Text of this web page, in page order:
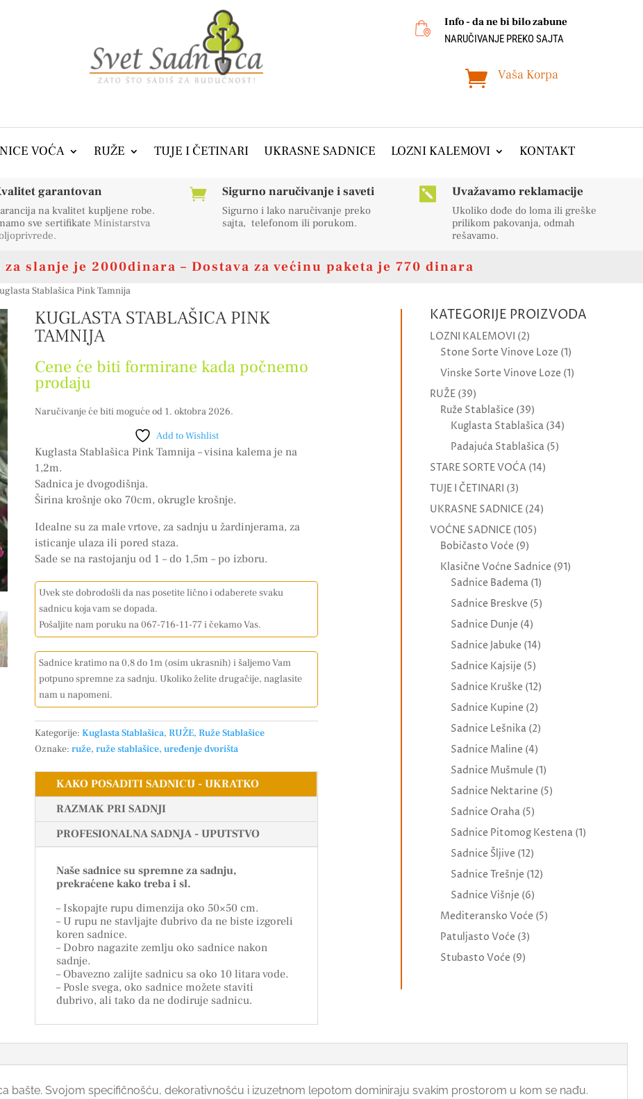
Info - da ne bi bilo zabune
NARUČIVANJE PREKO SAJTA
 Vaša Korpa
VOĆA RUŽE TUJE I ČETINARI UKRASNE SADNICE LOZNI KALEMOVI KONTAKT
garantovan
na kvalitet kupljene robe.
sve sertifikate Ministarstva
.
 Sigurno naručivanje i saveti
Sigurno i lako naručivanje preko
sajta, telefonom ili porukom.
 Uvažavamo reklamacije
Ukoliko dođe do loma ili greške
prilikom pakovanja, odmah
rešavamo.
slanje je 2000dinara – Dostava za većinu paketa je 770 dinara
Stablašica Pink Tamnija
KUGLASTA STABLAŠICA PINK
TAMNIJA
Cene će biti formirane kada počnemo
prodaju
Naručivanje će biti moguće od 1. oktobra 2026.
Add to Wishlist
Kuglasta Stablašica Pink Tamnija – visina kalema je na
1,2m.
Sadnica je dvogodišnja.
Širina krošnje oko 70cm, okrugle krošnje.
Idealne su za male vrtove, za sadnju u žardinjerama, za
isticanje ulaza ili pored staza.
Sade se na rastojanju od 1 – do 1,5m – po izboru.
Uvek ste dobrodošli da nas posetite lično i odaberete svaku
sadnicu koja vam se dopada.
Pošaljite nam poruku na 067-716-11-77 i čekamo Vas.
Sadnice kratimo na 0,8 do 1m (osim ukrasnih) i šaljemo Vam
potpuno spremne za sadnju. Ukoliko želite drugačije, naglasite
nam u napomeni.
Kategorije:Kuglasta Stablašica,RUŽE,Ruže Stablašice
Oznake:ruže,ruže stablašice,uređenje dvorišta
KAKO POSADITI SADNICU - UKRATKO
RAZMAK PRI SADNJI
PROFESIONALNA SADNJA - UPUTSTVO
Naše sadnice su spremne za sadnju,
prekraćene kako treba i sl.
– Iskopajte rupu dimenzija oko 50×50 cm.
– U rupu ne stavljajte đubrivo da ne biste izgoreli
koren sadnice.
– Dobro nagazite zemlju oko sadnice nakon
sadnje.
– Obavezno zalijte sadnicu sa oko 10 litara vode.
– Posle svega, oko sadnice možete staviti
đubrivo, ali tako da ne dodiruje sadnicu.
KATEGORIJE PROIZVODA
LOZNI KALEMOVI (2)
Stone Sorte Vinove Loze (1)
Vinske Sorte Vinove Loze (1)
RUŽE (39)
Ruže Stablašice (39)
Kuglasta Stablašica (34)
Padajuća Stablašica (5)
STARE SORTE VOĆA (14)
TUJE I ČETINARI (3)
UKRASNE SADNICE (24)
VOĆNE SADNICE (105)
Bobičasto Voće (9)
Klasične Voćne Sadnice (91)
Sadnice Badema (1)
Sadnice Breskve (5)
Sadnice Dunje (4)
Sadnice Jabuke (14)
Sadnice Kajsije (5)
Sadnice Kruške (12)
Sadnice Kupine (2)
Sadnice Lešnika (2)
Sadnice Maline (4)
Sadnice Mušmule (1)
Sadnice Nektarine (5)
Sadnice Oraha (5)
Sadnice Pitomog Kestena (1)
Sadnice Šljive (12)
Sadnice Trešnje (12)
Sadnice Višnje (6)
Mediteransko Voće (5)
Patuljasto Voće (3)
Stubasto Voće (9)
bašte. Svojom specifičnošću, dekorativnošću i izuzetnom lepotom dominiraju svakim prostorom u kom se nađu.